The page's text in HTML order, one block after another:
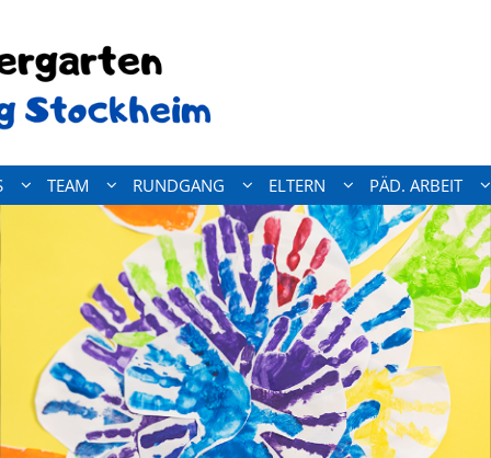
TEAM RUNDGANG ELTERN PÄD. ARBEIT